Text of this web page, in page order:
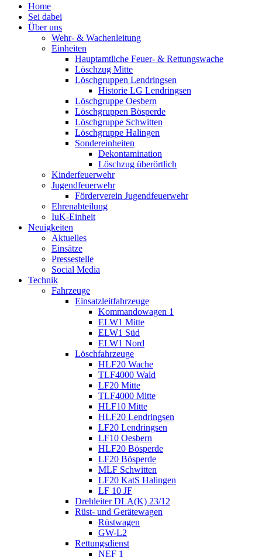
Home
Sei dabei
Über uns
Wehr- & Wachenleitung
Einheiten
Hauptamtliche Feuer- & Rettungswache
Löschzug Mitte
Löschgruppen Lendringsen
Historie LG Lendringsen
Löschgruppe Oesbern
Löschgruppen Bösperde
Löschgruppe Schwitten
Löschgruppe Halingen
Sondereinheiten
Dekontamination
Löschzug überörtlich
Kinderfeuerwehr
Jugendfeuerwehr
Förderverein Jugendfeuerwehr
Ehrenabteilung
IuK-Einheit
Neuigkeiten
Aktuelles
Einsätze
Pressestelle
Social Media
Technik
Fahrzeuge
Einsatzleitfahrzeuge
Kommandowagen 1
ELW1 Mitte
ELW1 Süd
ELW1 Nord
Löschfahrzeuge
HLF20 Wache
TLF4000 Wald
LF20 Mitte
TLF4000 Mitte
HLF10 Mitte
HLF20 Lendringsen
LF20 Lendringsen
LF10 Oesbern
HLF20 Bösperde
LF20 Bösperde
MLF Schwitten
LF20 KatS Halingen
LF 10 JF
Drehleiter DLA(K) 23/12
Rüst- und Gerätewagen
Rüstwagen
GW-L2
Rettungsdienst
NEF 1